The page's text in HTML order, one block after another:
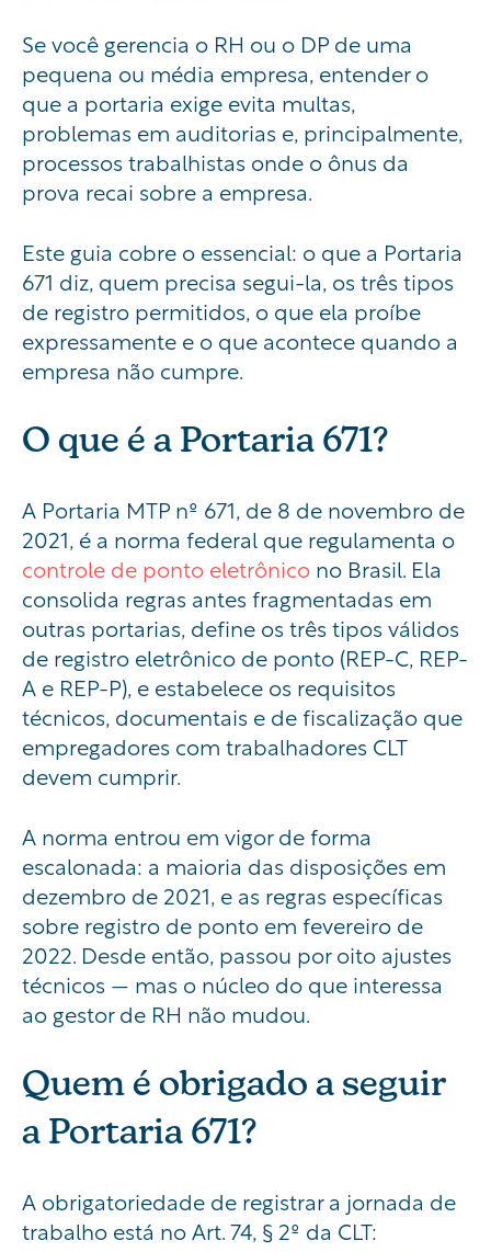
Se você gerencia o RH ou o DP de uma
pequena ou média empresa, entender o
que a portaria exige evita multas,
problemas em auditorias e, principalmente,
processos trabalhistas onde o ônus da
prova recai sobre a empresa.
Este guia cobre o essencial: o que a Portaria
671 diz, quem precisa segui-la, os três tipos
de registro permitidos, o que ela proíbe
expressamente e o que acontece quando a
empresa não cumpre.
O que é a Portaria 671?
A Portaria MTP nº 671, de 8 de novembro de
2021, é a norma federal que regulamenta o
controle de ponto eletrônico no Brasil. Ela
consolida regras antes fragmentadas em
outras portarias, define os três tipos válidos
de registro eletrônico de ponto (REP-C, REP-
A e REP-P), e estabelece os requisitos
técnicos, documentais e de fiscalização que
empregadores com trabalhadores CLT
devem cumprir.
A norma entrou em vigor de forma
escalonada: a maioria das disposições em
dezembro de 2021, e as regras específicas
sobre registro de ponto em fevereiro de
2022. Desde então, passou por oito ajustes
técnicos — mas o núcleo do que interessa
ao gestor de RH não mudou.
Quem é obrigado a seguir
a Portaria 671?
A obrigatoriedade de registrar a jornada de
trabalho está no Art. 74, § 2º da CLT: